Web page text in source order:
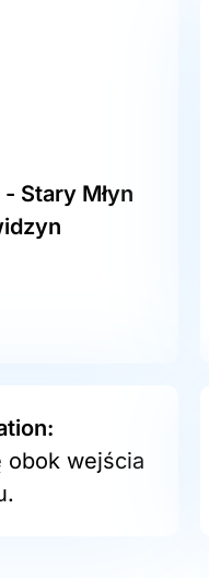
Stary Młyn
obok wejścia